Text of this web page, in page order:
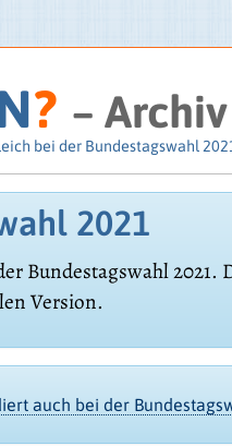
? –
bei der Bundestagswahl
2021
Bundestagswahl
Version.
auch bei der